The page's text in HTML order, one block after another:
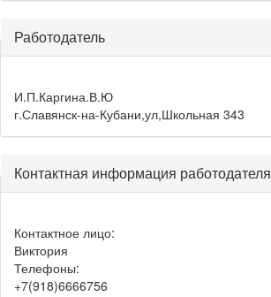
Работодатель
И.П.Каргина.В.Ю
г.Славянск-на-Кубани,ул,Школьная 343
Контактная информация работодателя
Контактное лицо:
Виктория
Телефоны:
+7(918)6666756